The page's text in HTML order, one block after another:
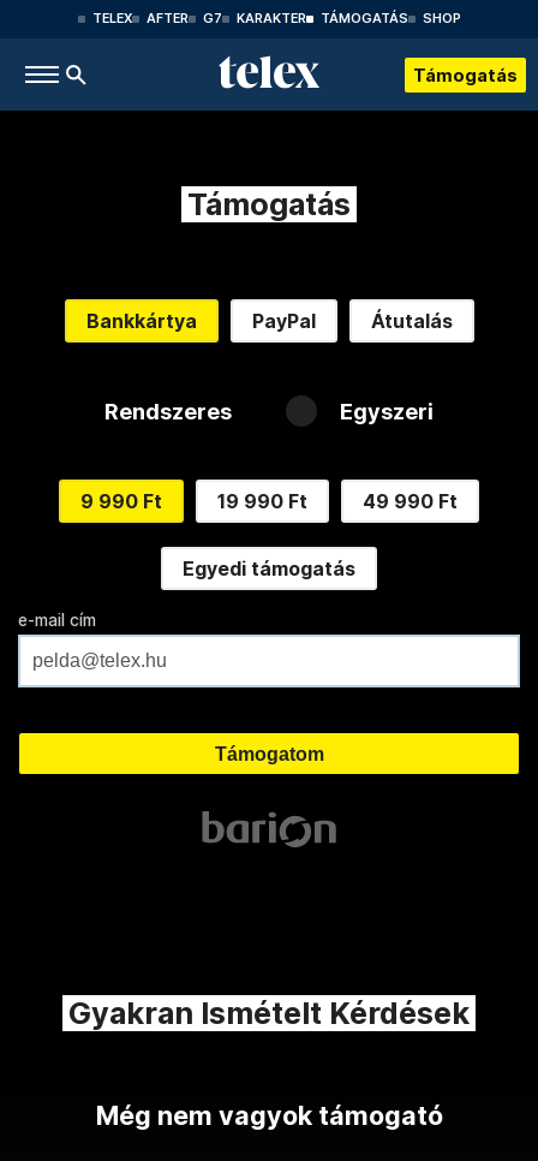
TELEX AFTER G7 KARAKTER TÁMOGATÁS SHOP
Támogatás
Támogatás
Bankkártya PayPal Átutalás
Rendszeres Egyszeri
9 990 Ft 19 990 Ft 49 990 Ft
Egyedi támogatás
e-mail cím
Gyakran Ismételt Kérdések
Még nem vagyok támogató